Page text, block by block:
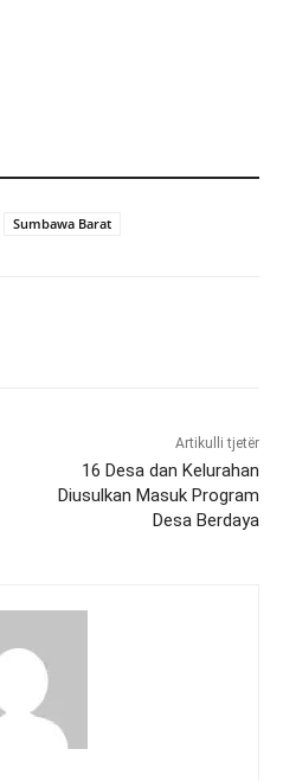
Sumbawa Barat
Artikulli tjetër
16 Desa dan Kelurahan
Diusulkan Masuk Program
Desa Berdaya